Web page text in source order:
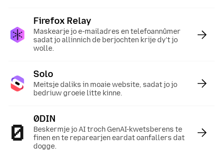
Firefox Relay
Maskearje jo e-mailadres en telefoannûmer
sadat jo allinnich de berjochten krije dy't jo
wolle.
Solo
Meitsje daliks in moaie website, sadat jo jo
bedriuw groeie litte kinne.
0DIN
Beskermje jo AI troch GenAI-kwetsberens te
finen en te reparearjen eardat oanfallers dat
dogge.